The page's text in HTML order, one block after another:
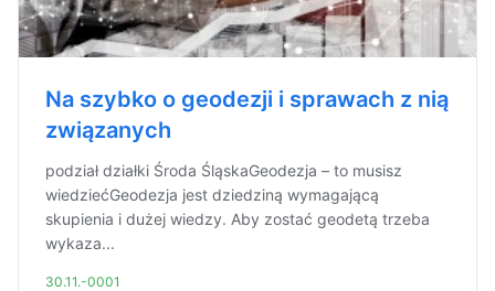
Na szybko o geodezji i sprawach z nią
związanych
podział działki Środa ŚląskaGeodezja – to musisz
wiedziećGeodezja jest dziedziną wymagającą
skupienia i dużej wiedzy. Aby zostać geodetą trzeba
wykaza...
30.11.-0001